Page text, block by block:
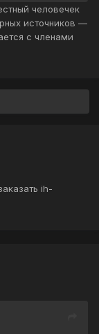
человечек
источников —
с членами
ih-